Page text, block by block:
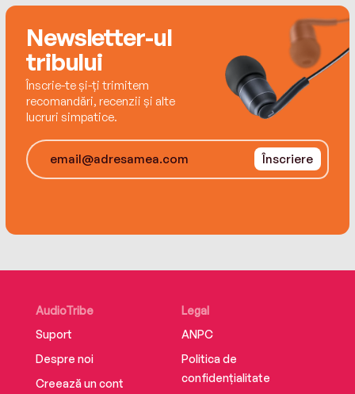
după cum a consemnat publicațiaBusiness Week.
Newsletter-ul
tribului
Înscrie-te și-ți trimitem
recomandări, recenzii și alte
lucruri simpatice.
Înscriere
AudioTribe
Suport
Despre noi
Creează un cont
Legal
ANPC
Politica de
confidențialitate